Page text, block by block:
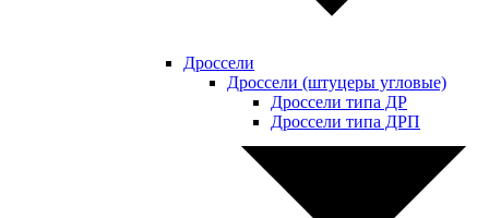
Дроссели
Дроссели (штуцеры угловые)
Дроссели типа ДР
Дроссели типа ДРП